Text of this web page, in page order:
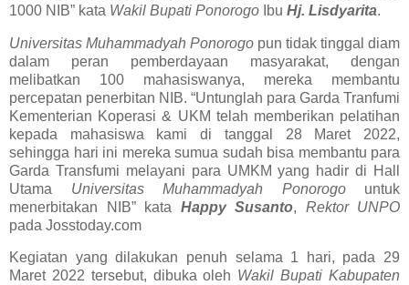
1000 NIB” kata Wakil Bupati Ponorogo Ibu Hj. Lisdyarita.
Universitas Muhammadyah Ponorogo pun tidak tinggal diam
dalam peran pemberdayaan masyarakat, dengan
melibatkan 100 mahasiswanya, mereka membantu
percepatan penerbitan NIB. “Untunglah para Garda Tranfumi
Kementerian Koperasi & UKM telah memberikan pelatihan
kepada mahasiswa kami di tanggal 28 Maret 2022,
sehingga hari ini mereka sumua sudah bisa membantu para
Garda Transfumi melayani para UMKM yang hadir di Hall
Utama Universitas Muhammadyah Ponorogountuk
menerbitakan NIB” kata Happy Susanto, Rektor UNPO
pada Josstoday.com
Kegiatan yang dilakukan penuh selama 1 hari, pada 29
Maret 2022 tersebut, dibuka oleh Wakil Bupati Kabupaten